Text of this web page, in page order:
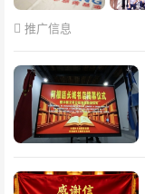
推广信息